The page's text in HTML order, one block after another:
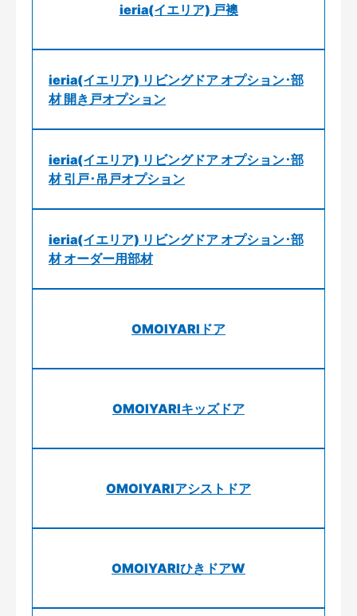
ieria(イエリア) 戸襖
ieria(イエリア) リビングドア オプション･部
材 開き戸オプション
ieria(イエリア) リビングドア オプション･部
材 引戸･吊戸オプション
ieria(イエリア) リビングドア オプション･部
材 オーダー用部材
OMOIYARIドア
OMOIYARIキッズドア
OMOIYARIアシストドア
OMOIYARIひきドアW